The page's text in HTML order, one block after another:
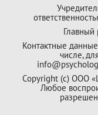
Главный
Контактные
числе,
Copyright (с) ООО
Любое